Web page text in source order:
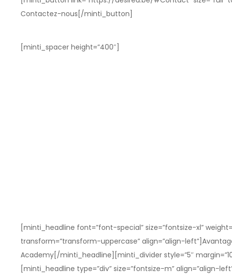
Contactez-nous[/minti_button]
[minti_spacer height=”400″]
[minti_headline font=”font-special” size=”fontsize-xl”
transform=”transform-uppercase” align=”align-
Academy[/minti_headline][minti_divider style=”5″
[minti_headline type=”div” size=”fontsize-m” align=”align-